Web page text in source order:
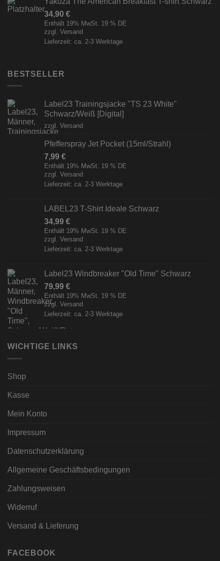
34,90 €
Enthält 19% MwSt. 19 % DE
zzgl. Versand
Lieferzeit: ca. 2-3 Werktage
BESTSELLER
Label23 Trainingsjacke "TS 23 White"
Schwarz/Weiß [Digital]
zzgl. Versand
Pfefferspray Jet Pocket (15ml/Strahl)
7,99 €
Enthält 19% MwSt. 19 % DE
zzgl. Versand
Lieferzeit: ca. 2-3 Werktage
LABEL23 T-Shirt Ideale Schwarz
34,99 €
Enthält 19% MwSt. 19 % DE
zzgl. Versand
Lieferzeit: ca. 2-3 Werktage
Label23 Windbreaker "Old Time" Schwarz
79,99 €
Enthält 19% MwSt. 19 % DE
zzgl. Versand
Lieferzeit: ca. 2-3 Werktage
WICHTIGE LINKS
Shop
Kasse
Mein Konto
Impressum
Datenschutzerklärung
Allgemeine Geschäftsbedingungen
Zahlungsweisen
Widerruf
Versand & Lieferung
FACEBOOK